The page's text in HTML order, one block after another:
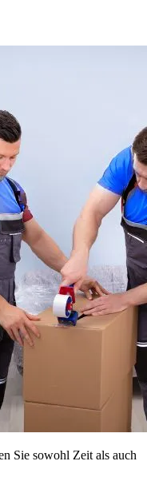
Sie sowohl Zeit als auch